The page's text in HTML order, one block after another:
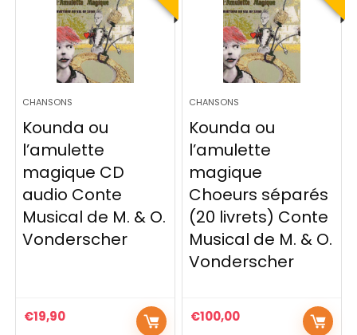
CHANSONS
Kounda ou
l’amulette
magique CD
audio Conte
Musical de M. & O.
Vonderscher
€19,90
CHANSONS
Kounda ou
l’amulette
magique
Choeurs séparés
(20 livrets) Conte
Musical de M. & O.
Vonderscher
€100,00